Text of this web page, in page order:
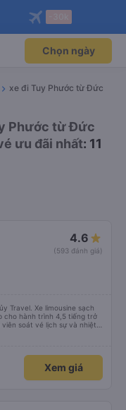
Mở app
qua
Mở app
Chọn ngày
xe đi Tuy Phước từ Đức
Phước từ Đức
ưu đãi nhất: 11
4.6
(593 đánh giá)
Travel. Xe limousine sạch
cho hành trình 4,5 tiếng trở
soát vé lịch sự và nhiệt
được tổ chức tốt. Các
Tôi rất hài lòng với công
lần nữa. Rất đáng giới
Xem giá